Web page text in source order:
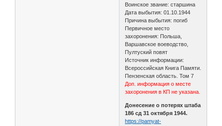
Воинское звание: старшина
Дата выбытия: 01.10.1944
Причина выбытия: погиб
Первичное место
захоронения: Польша,
Варшавское воеводство,
Пултуский повят
Источник информации:
Всероссийская Книга Памяти.
Пензенская область. Том 7
Доп. информация о месте
захоронения в КП не указана.
Донесение о потерях штаба
186 сд 31 октября 1944.
https://pamyat-